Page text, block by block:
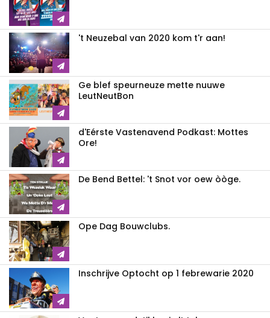
't Neuzebal van 2020 kom t'r aan!
Ge blef speurneuze mette nuuwe
LeutNeutBon
d'Eérste Vastenavend Podkast: Mottes
Ore!
De Bend Bettel: 't Snot vor oew òòge.
Ope Dag Bouwclubs.
Inschrijve Optocht op 1 febrewarie 2020